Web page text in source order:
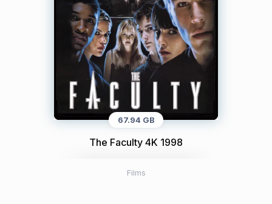
67.94 GB
The Faculty 4K 1998
Films